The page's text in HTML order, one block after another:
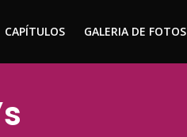
CAPÍTULOS GALERIA DE FOTOS